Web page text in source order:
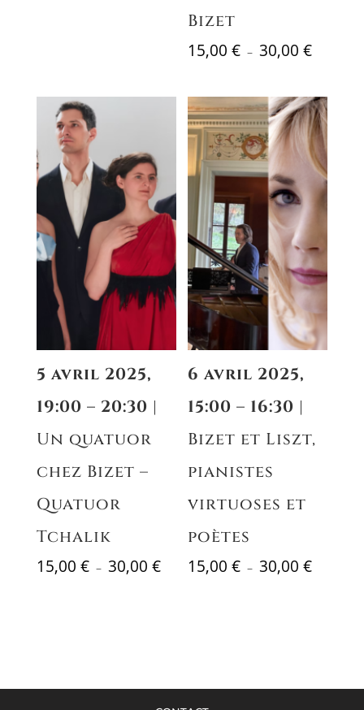
Bizet
15,00€ – 30,00€Plage
15,00 €
à
30,00 €
5 avril 2025,
19:00 – 20:30 |
Un quatuor
chez Bizet –
Quatuor
Tchalik
15,00 € – 30,00 €Plage
6 avril 2025,
15:00 – 16:30 |
Bizet et Liszt,
pianistes
virtuoses et
poètes
15,00€ – 30,00€Plage